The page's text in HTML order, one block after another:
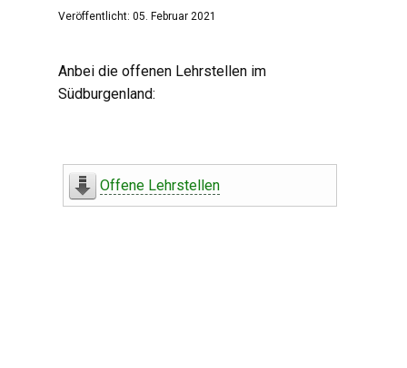
Veröffentlicht: 05. Februar 2021
Anbei die offenen Lehrstellen im
Südburgenland:
Offene Lehrstellen